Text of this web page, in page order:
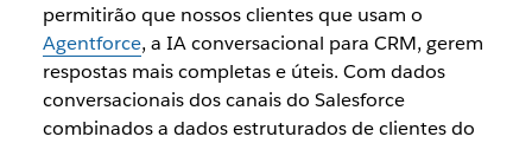
permitirão que nossos clientes que usam o
Agentforce, a IA conversacional para CRM, gerem
respostas mais completas e úteis. Com dados
conversacionais dos canais do Salesforce
combinados a dados estruturados de clientes do